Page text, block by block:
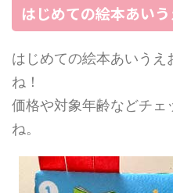
はじめての絵本あい
はじめての絵本あいうえ
ね！
価格や対象年齢などチェ
ね。